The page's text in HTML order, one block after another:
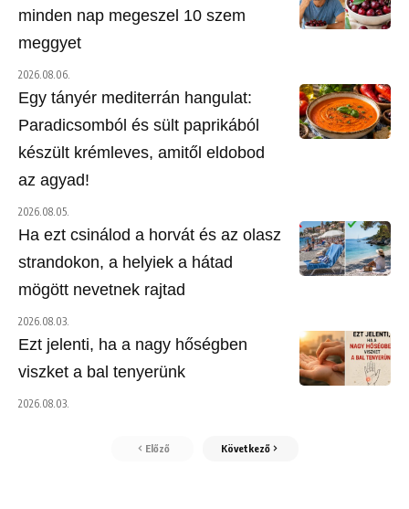
minden nap megeszel 10 szem
meggyet
2026.08.06.
Egy tányér mediterrán hangulat:
Paradicsomból és sült paprikából
készült krémleves, amitől eldobod
az agyad!
2026.08.05.
Ha ezt csinálod a horvát és az olasz
strandokon, a helyiek a hátad
mögött nevetnek rajtad
2026.08.03.
Ezt jelenti, ha a nagy hőségben
viszket a bal tenyerünk
2026.08.03.
Előző Következő